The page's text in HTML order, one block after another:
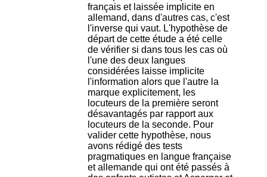
français et laissée implicite en
allemand, dans d'autres cas, c'est
l'inverse qui vaut. L'hypothèse de
départ de cette étude a été celle
de vérifier si dans tous les cas où
l'une des deux langues
considérées laisse implicite
l'information alors que l'autre la
marque explicitement, les
locuteurs de la première seront
désavantagés par rapport aux
locuteurs de la seconde. Pour
valider cette hypothèse, nous
avons rédigé des tests
pragmatiques en langue française
et allemande qui ont été passés à
C
e
n
t
r
e
H
o
s
p
i
t
a
l
i
e